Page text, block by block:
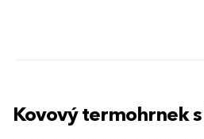
Kovový termohrnek